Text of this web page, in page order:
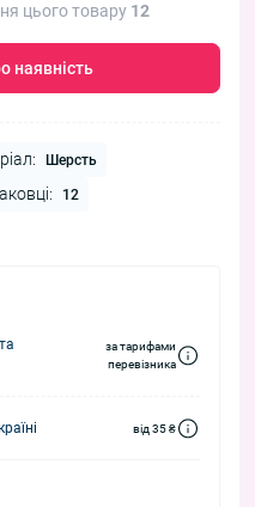
цього товару 12
наявність
Шерсть
12
за тарифами
перевізника
від 35 ₴